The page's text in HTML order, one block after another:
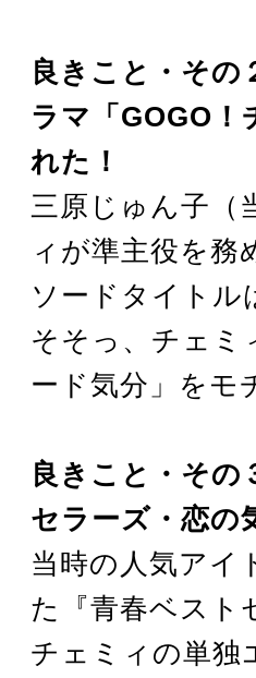
良きこと・その
ラマ「GOGO！
れた！
三原じゅん子（
ィが準主役を務
ソードタイト
そそっ、チェミ
ード気分」をモ
良きこと・その
セラーズ・恋の
当時の人気アイ
た『青春ベスト
チェミィの単独